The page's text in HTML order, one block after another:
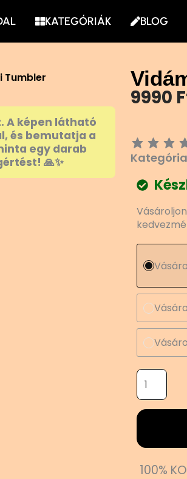
KATEGÓRIÁK BLOG
Tumbler
A képen látható
és bemutatja a
egy darab
🙏✨
9990
Póni
Tumbler
100%